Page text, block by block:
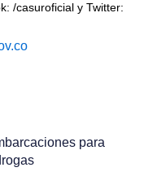
/casuroficial y Twitter:
para